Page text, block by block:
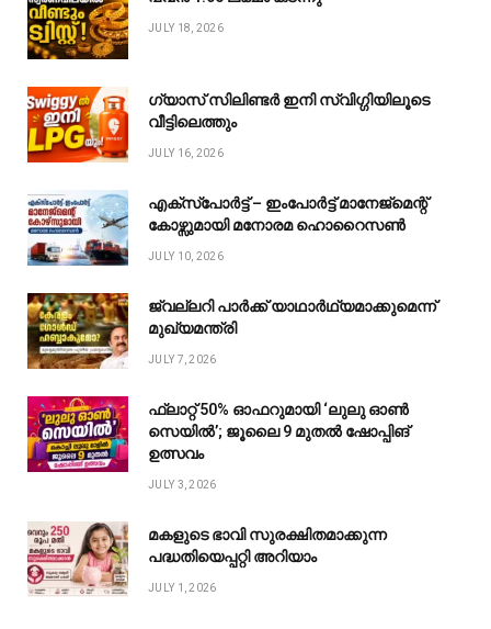
JULY 18, 2026
ഗ്യാസ് സിലിണ്ടർ ഇനി സ്വിഗ്ഗിയിലൂടെ
വീട്ടിലെത്തും
JULY 16, 2026
എക്സ്പോർട്ട് – ഇംപോർട്ട് മാനേജ്മെന്റ്
കോഴ്സുമായി മനോരമ ഹൊറൈസൺ
JULY 10, 2026
ജ്വല്ലറി പാർക്ക് യാഥാർഥ്യമാക്കുമെന്ന്
മുഖ്യമന്ത്രി
JULY 7, 2026
ഫ്ലാറ്റ് 50% ഓഫറുമായി ‘ലുലു ഓൺ
സെയിൽ’; ജൂലൈ 9 മുതൽ ഷോപ്പിങ്
ഉത്സവം
JULY 3, 2026
മകളുടെ ഭാവി സുരക്ഷിതമാക്കുന്ന
പദ്ധതിയെപ്പറ്റി അറിയാം
JULY 1, 2026